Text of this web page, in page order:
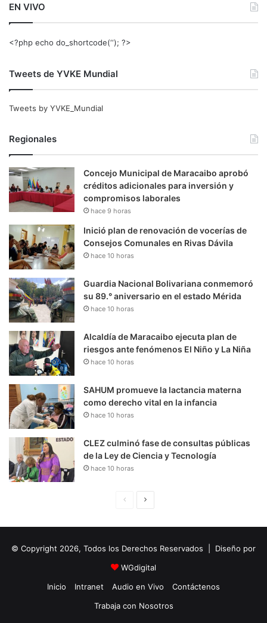
EN VIVO
<?php echo do_shortcode(‘‘); ?>
Tweets de YVKE Mundial
Tweets by YVKE_Mundial
Regionales
Concejo Municipal de Maracaibo aprobó
créditos adicionales para inversión y
compromisos laborales
hace 9 horas
Inició plan de renovación de vocerías de
Consejos Comunales en Rivas Dávila
hace 10 horas
Guardia Nacional Bolivariana conmemoró
su 89.° aniversario en el estado Mérida
hace 10 horas
Alcaldía de Maracaibo ejecuta plan de
riesgos ante fenómenos El Niño y La Niña
hace 10 horas
SAHUM promueve la lactancia materna
como derecho vital en la infancia
hace 10 horas
CLEZ culminó fase de consultas públicas
de la Ley de Ciencia y Tecnología
hace 10 horas
i
n
a
u
i
e
© Copyright 2026, Todos los Derechos Reservados | Diseño por
WGdigital
Inicio
Intranet Audio en Vivo
Contáctenos
Trabaja con Nosotros